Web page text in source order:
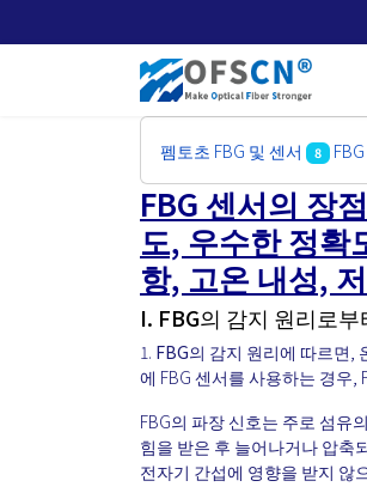
펨토초 FBG 및 센서 8
FBG 센서의 장
도, 우수한 정확
항, 고온 내성,
I. FBG의 감지 원리로
1. FBG의 감지 원리에 따르면,
에 FBG 센서를 사용하는 경우,
FBG의 파장 신호는 주로 섬유
힘을 받은 후 늘어나거나 압축
전자기 간섭에 영향을 받지 않